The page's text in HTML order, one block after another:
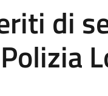
di